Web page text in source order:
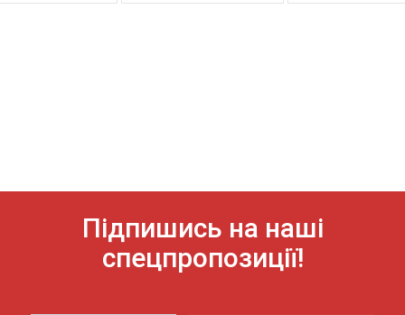
Підпишись на наші
спецпропозиції!